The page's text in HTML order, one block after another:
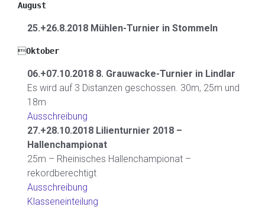
August
25.+26.8.2018 Mühlen-Turnier in Stommeln
Oktober
06.+07.10.2018 8. Grauwacke-Turnier in Lindlar
Es wird auf 3 Distanzen geschossen. 30m, 25m und
18m
Ausschreibung
27.+28.10.2018 Lilienturnier 2018 –
Hallenchampionat
25m – Rheinisches Hallenchampionat –
rekordberechtigt
Ausschreibung
Klasseneinteilung